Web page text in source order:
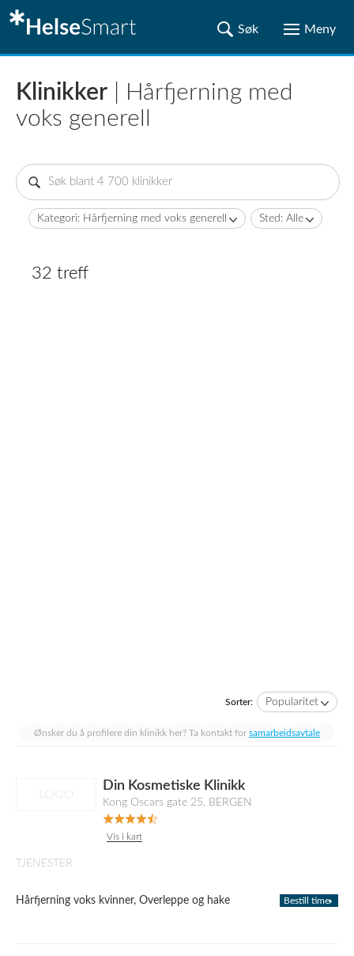
Klinikker | Hårfjerning med
voks generell
Kategori: Hårfjerning med voks generell Sted: Alle
32 treff
Sorter: Popularitet
Ønsker du å profilere din klinikk her? Ta kontakt for samarbeidsavtale
Din Kosmetiske Klinikk
Kong Oscars gate 25, BERGEN
Vis i kart
TJENESTER
Hårfjerning voks kvinner, Overleppe og hake Bestill time